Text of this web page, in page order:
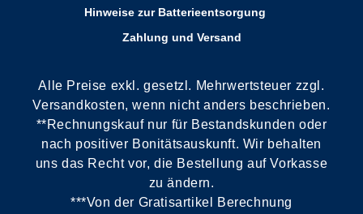
Hinweise zur Batterieentsorgung
Zahlung und Versand
Alle Preise exkl. gesetzl. Mehrwertsteuer zzgl.
Versandkosten, wenn nicht anders beschrieben.
**Rechnungskauf nur für Bestandskunden oder
nach positiver Bonitätsauskunft. Wir behalten
uns das Recht vor, die Bestellung auf Vorkasse
zu ändern.
***Von der Gratisartikel Berechnung